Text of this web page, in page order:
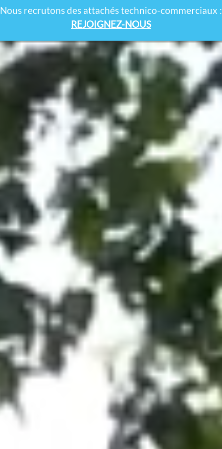
Nous recrutons des attachés technico-commerciaux :
REJOIGNEZ-NOUS